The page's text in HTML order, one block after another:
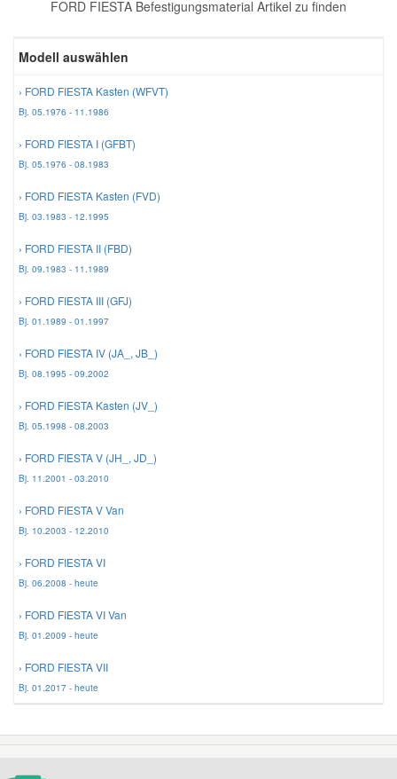
FORD FIESTA Befestigungsmaterial Artikel zu finden
Modell auswählen
› FORD FIESTA Kasten (WFVT)
Bj. 05.1976 - 11.1986
› FORD FIESTA I (GFBT)
Bj. 05.1976 - 08.1983
› FORD FIESTA Kasten (FVD)
Bj. 03.1983 - 12.1995
› FORD FIESTA II (FBD)
Bj. 09.1983 - 11.1989
› FORD FIESTA III (GFJ)
Bj. 01.1989 - 01.1997
› FORD FIESTA IV (JA_, JB_)
Bj. 08.1995 - 09.2002
› FORD FIESTA Kasten (JV_)
Bj. 05.1998 - 08.2003
› FORD FIESTA V (JH_, JD_)
Bj. 11.2001 - 03.2010
› FORD FIESTA V Van
Bj. 10.2003 - 12.2010
› FORD FIESTA VI
Bj. 06.2008 - heute
› FORD FIESTA VI Van
Bj. 01.2009 - heute
› FORD FIESTA VII
Bj. 01.2017 - heute
Zündanlage und Glühanlage
Mercedes Ersatzteile
Mini Ersatzteile
Mitsubishi Ersatzteile
Nissan Ersatzteile
Porsche Ersatzteile
Seat Ersatzteile